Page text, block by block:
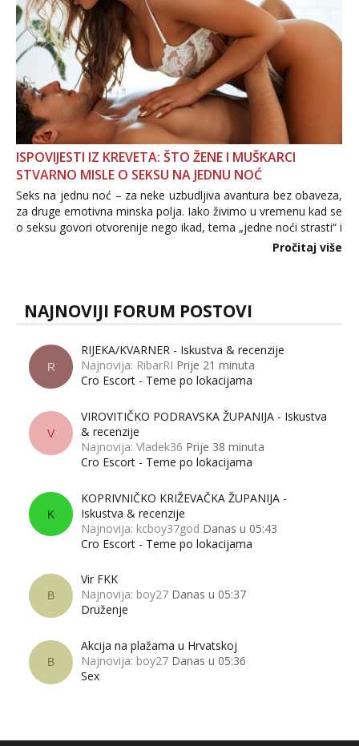
ISPOVIJESTI IZ KREVETA: ŠTO ŽENE I MUŠKARCI
STVARNO MISLE O SEKSU NA JEDNU NOĆ
Seks na jednu noć – za neke uzbudljiva avantura bez obaveza,
za druge emotivna minska polja. Iako živimo u vremenu kad se
o seksu govori otvorenije nego ikad, tema „jedne noći strasti“ i
dalje izaziva burne rasprave. Što zapravo misle žene, a što
Pročitaj više
NAJNOVIJI FORUM POSTOVI
R
RIJEKA/KVARNER - Iskustva & recenzije
Najnovija: RibarRI Prije 21 minuta
Cro Escort - Teme po lokacijama
V
VIROVITIČKO PODRAVSKA ŽUPANIJA - Iskustva
& recenzije
Najnovija: Vladek36 Prije 38 minuta
Cro Escort - Teme po lokacijama
K
KOPRIVNIČKO KRIŽEVAČKA ŽUPANIJA -
Iskustva & recenzije
Najnovija: kcboy37god Danas u 05:43
Cro Escort - Teme po lokacijama
B
Vir FKK
Najnovija: boy27 Danas u 05:37
Druženje
B
Akcija na plažama u Hrvatskoj
Najnovija: boy27 Danas u 05:36
Sex